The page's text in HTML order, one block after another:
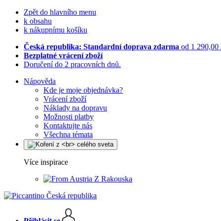
Zpět do hlavního menu
k obsahu
k nákupnímu košíku
Česká republika: Standardní doprava zdarma od 1 290,00
Bezplatné vrácení zboží
Doručení do 2 pracovních dnů.
Nápověda
Kde je moje objednávka?
Vrácení zboží
Náklady na dopravu
Možnosti platby
Kontaktujte nás
Všechna témata
Více inspirace
Z Rakouska